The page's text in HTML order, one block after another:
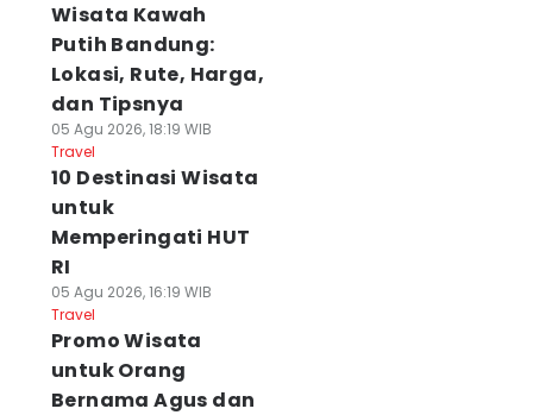
Wisata Kawah
Putih Bandung:
Lokasi, Rute, Harga,
dan Tipsnya
05 Agu 2026, 18:19 WIB
Travel
10 Destinasi Wisata
untuk
Memperingati HUT
RI
05 Agu 2026, 16:19 WIB
Travel
Promo Wisata
untuk Orang
Bernama Agus dan